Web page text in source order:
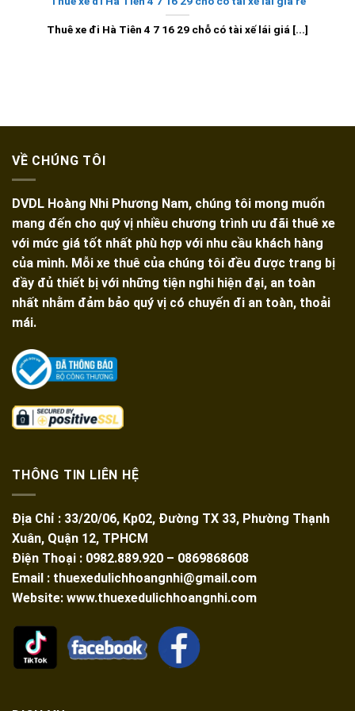
Thuê xe đi Hà Tiên 4 7 16 29 chỗ có tài xế lái giá [...]
VỀ CHÚNG TÔI
DVDL Hoàng Nhi Phương Nam, chúng tôi mong muốn
mang đến cho quý vị nhiều chương trình ưu đãi thuê xe
với mức giá tốt nhất phù hợp với nhu cầu khách hàng
của mình. Mỗi xe thuê của chúng tôi đều được trang bị
đầy đủ thiết bị với những tiện nghi hiện đại, an toàn
nhất nhằm đảm bảo quý vị có chuyến đi an toàn, thoải
mái.
THÔNG TIN LIÊN HỆ
Địa Chỉ : 33/20/06, Kp02, Đường TX 33, Phường Thạnh
Xuân, Quận 12, TPHCM
Điện Thoại : 0982.889.920 – 0869868608
Email : thuexedulichhoangnhi@gmail.com
Website: www.thuexedulichhoangnhi.com